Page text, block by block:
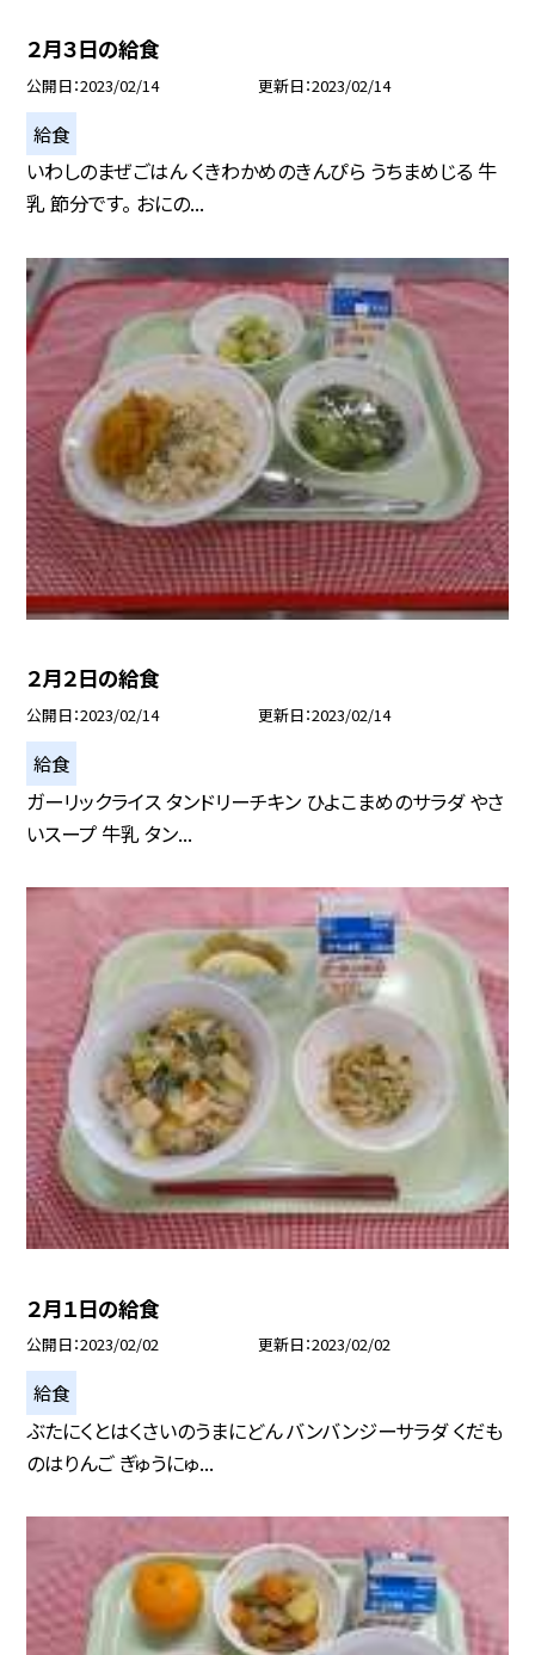
２月３日の給食
公開日 2023/02/14 更新日 2023/02/14
給食
いわしのまぜごはん くきわかめのきんぴら うちまめじる 牛
乳 節分です。 おにの...
２月２日の給食
公開日 2023/02/14 更新日 2023/02/14
給食
ガーリックライス タンドリーチキン ひよこまめのサラダ やさ
いスープ 牛乳 タン...
２月１日の給食
公開日 2023/02/02 更新日 2023/02/02
給食
ぶたにくとはくさいのうまにどん バンバンジーサラダ くだも
のはりんご ぎゅうにゅ...